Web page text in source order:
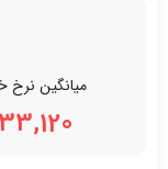
میانگین نرخ